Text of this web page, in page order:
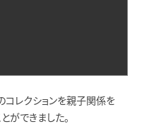
レクションを親子関係を
ができました。